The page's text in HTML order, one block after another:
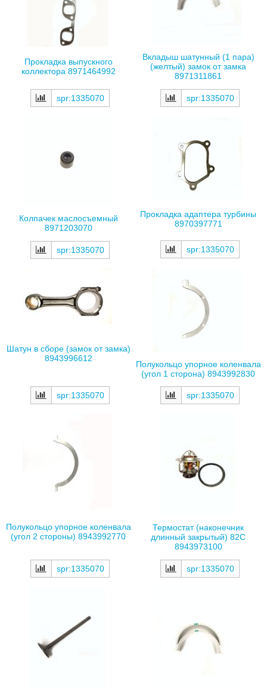
Прокладка выпускного
коллектора 8971464992
spr:1335070
Вкладыш шатунный (1 пара)
(желтый) замок от замка
8971311861
spr:1335070
Колпачек маслосъемный
8971203070
spr:1335070
Прокладка адаптера турбины
8970397771
spr:1335070
Шатун в сборе (замок от замка)
8943996612
spr:1335070
Полукольцо упорное коленвала
(угол 1 сторона) 8943992830
spr:1335070
Полукольцо упорное коленвала
(угол 2 стороны) 8943992770
spr:1335070
Термостат (наконечник
длинный закрытый) 82С
8943973100
spr:1335070